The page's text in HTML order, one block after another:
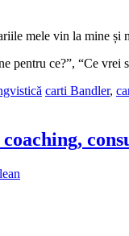
mele vin la mine și
pentru ce?”, “Ce
carti Bandler,